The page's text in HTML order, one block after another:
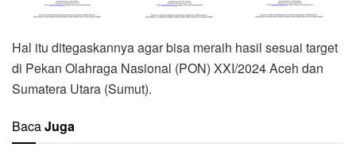
Hal itu ditegaskannya agar bisa meraih hasil sesuai target
di Pekan Olahraga Nasional (PON) XXI/2024 Aceh dan
Sumatera Utara (Sumut).
BacaJuga